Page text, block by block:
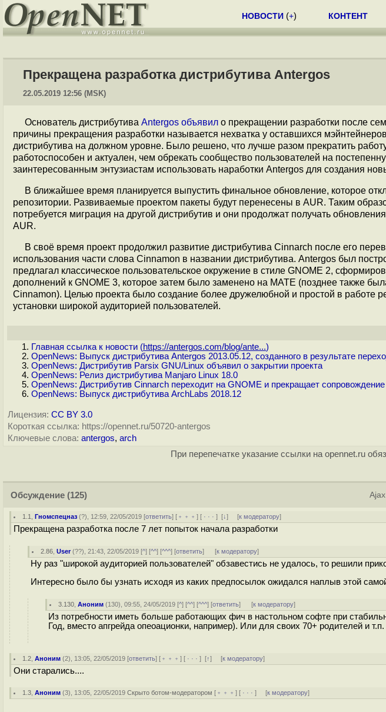
НОВОСТИ (+) КОНТЕНТ
Прекращена разработка дистрибутива Antergos
22.05.2019 12:56 (MSK)
Основатель дистрибутива Antergos объявил о прекращении разработки после
причины прекращения разработки называется нехватка у оставшихся
дистрибутива на должном уровне. Было решено, что лучше разом прекратить
работоспособен и актуален, чем обрекать сообщество пользователей на
заинтересованным энтузиастам использовать наработки Antergos для создания
В ближайшее время планируется выпустить финальное обновление, которое
репозитории. Развиваемые проектом пакеты будут перенесены в AUR. Таким
потребуется миграция на другой дистрибутив и они продолжат получать
AUR.
В своё время проект продолжил развитие дистрибутива Cinnarch после его
использования части слова Cinnamon в названии дистрибутива. Antergos был
предлагал классическое пользовательское окружение в стиле GNOME 2,
дополнений к GNOME 3, которое затем было заменено на MATE (позднее также
Cinnamon). Целью проекта было создание более дружелюбной и простой в работе
установки широкой аудиторией пользователей.
Главная ссылка к новости (https://antergos.com/blog/ante...)
OpenNews: Выпуск дистрибутива Antergos 2013.05.12, созданного в результате
OpenNews: Дистрибутив Parsix GNU/Linux объявил о закрытии проекта
OpenNews: Релиз дистрибутива Manjaro Linux 18.0
OpenNews: Дистрибутив Cinnarch переходит на GNOME и прекращает
OpenNews: Выпуск дистрибутива ArchLabs 2018.12
Лицензия: CC BY 3.0
Короткая ссылка: https://opennet.ru/50720-antergos
Ключевые слова: antergos, arch
При перепечатке указание ссылки на opennet.ru
Обсуждение (125) Ajax
1.1 ,Гномспецназ (?), 12:59, 22/05/2019 [ответить] [ ﹢﹢﹢] [ · · ·][↓] [к модератору]
Прекращена разработка после 7 лет попыток начала разработки
2.86 ,User(??), 21:43, 22/05/2019 [^] [^^] [^^^] [ответить] [к модератору]
Ну раз "широкой аудиторией пользователей" обзавестись не удалось, то решили
Интересно было бы узнать исходя из каких предпосылок ожидался наплыв этой
3.130 ,Аноним (130), 09:55, 24/05/2019 [^] [^^] [^^^] [ответить] [к модератору]
Из потребности иметь больше работающих фич в настольном софте при
Год, вместо апгрейда опеоационки, например). Или для своих 70+ родителей и т.п.
1.2 ,Аноним (2), 13:05, 22/05/2019 [ответить] [ ﹢﹢﹢] [ · · ·][↑] [к модератору]
Они старались....
1.3 ,Аноним (3), 13:05, 22/05/2019Скрыто ботом-модератором [ ﹢﹢﹢] [ · · ·] [к модератору]